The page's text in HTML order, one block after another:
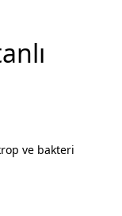
ve bakteri